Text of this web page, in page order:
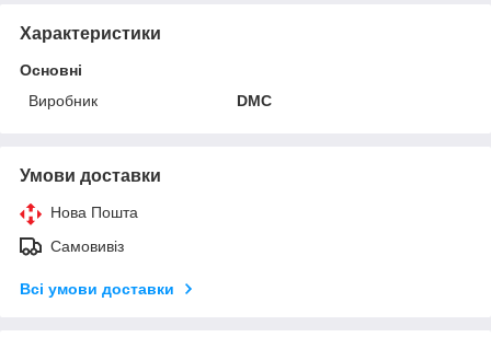
Характеристики
Основні
Виробник
DMC
Умови доставки
Нова Пошта
Самовивіз
Всі умови доставки